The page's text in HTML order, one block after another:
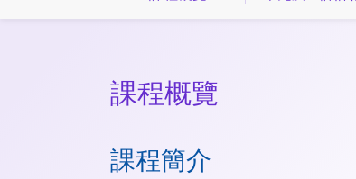
課程概覽
課程簡介